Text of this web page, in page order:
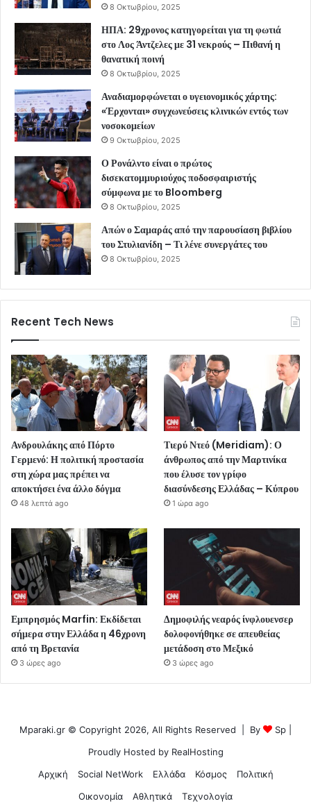
8 Οκτωβρίου, 2025
ΗΠΑ: 29χρονος κατηγορείται για τη φωτιά
στο Λος Άντζελες με 31 νεκρούς – Πιθανή η
θανατική ποινή
8 Οκτωβρίου, 2025
Αναδιαμορφώνεται ο υγειονομικός χάρτης:
«Έρχονται» συγχωνεύσεις κλινικών εντός των
νοσοκομείων
9 Οκτωβρίου, 2025
Ο Ρονάλντο είναι ο πρώτος
δισεκατομμυριούχος ποδοσφαιριστής
σύμφωνα με το Bloomberg
8 Οκτωβρίου, 2025
Απών ο Σαμαράς από την παρουσίαση βιβλίου
του Στυλιανίδη – Τι λένε συνεργάτες του
8 Οκτωβρίου, 2025
Recent Tech News
Ανδρουλάκης από Πόρτο
Γερμενό: Η πολιτική προστασία
στη χώρα μας πρέπει να
αποκτήσει ένα άλλο δόγμα
48 λεπτά ago
Τιερύ Ντεό (Meridiam): Ο
άνθρωπος από την Μαρτινίκα
που έλυσε τον γρίφο
διασύνδεσης Ελλάδας – Κύπρου
1 ώρα ago
Εμπρησμός Marfin: Εκδίδεται
σήμερα στην Ελλάδα η 46χρονη
από τη Βρετανία
3 ώρες ago
Δημοφιλής νεαρός ίνφλουενσερ
δολοφονήθηκε σε απευθείας
μετάδοση στο Μεξικό
3 ώρες ago
Mparaki.gr © Copyright 2026, All Rights Reserved | By Sp
Proudly Hosted by RealHosting
Αρχική
Social NetWork Ελλάδα Κόσμος
Πολιτική
Οικονομία
Αθλητικά Τεχνολογία